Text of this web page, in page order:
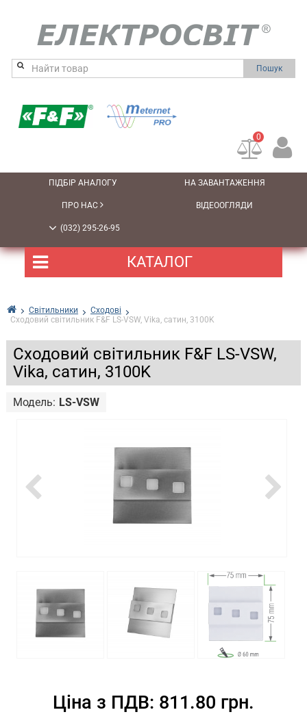
Пошук
0
КАТАЛОГ
ПІДБІР АНАЛОГУ НА ЗАВАНТАЖЕННЯ
ПРО НАС ВІДЕООГЛЯДИ
(032) 295-26-95
Світильники
Сходові
Сходовий світильник F&F LS-VSW, Vika, сатин, 3100K
Сходовий світильник F&F LS-VSW,
Vika, сатин, 3100K
Модель: LS-VSW
Ціна з ПДВ: 811.80 грн.